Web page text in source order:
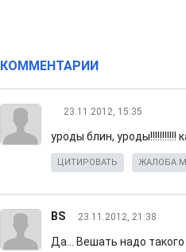
КОММЕНТАРИИ
23.11.2012, 15:35
уроды блин, уроды!!!!!!!!!!!
ЦИТИРОВАТЬ ЖАЛОБА
BS 23.11.2012, 21:38
Да... Вешать надо